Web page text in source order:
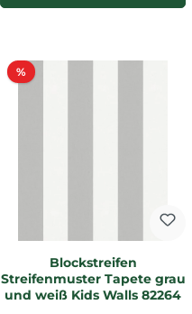
%Rabatt
Blockstreifen
Streifenmuster Tapete grau
und weiß Kids Walls 82264